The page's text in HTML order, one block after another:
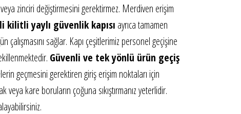
zinciri değiştirmesini gerektirmez. Merdiven erişim
yaylı güvenlik kapısı ayrıca tamamen
sağlar. Kapı çeşitlerimiz personel geçişine
Güvenli ve tek yönlü ürün geçiş
geçmesini gerektiren giriş erişim noktaları için
kare boruların çoğuna sıkıştırmanız yeterlidir.